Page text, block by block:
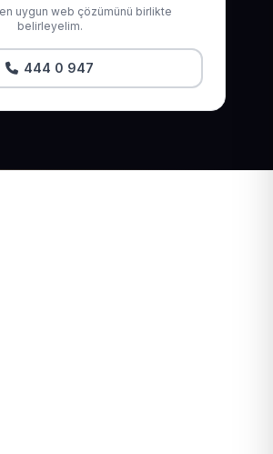
uygun web çözümünü birlikte
belirleyelim.
444 0 947